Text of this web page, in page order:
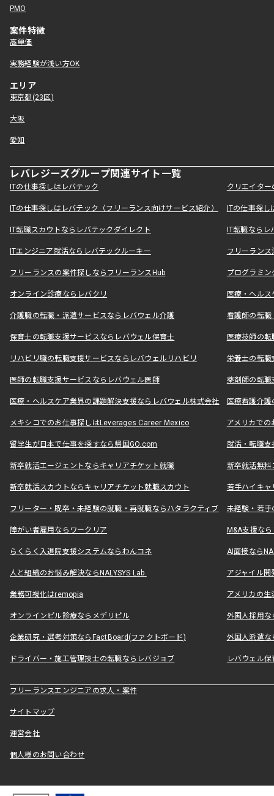
PMO
案件特徴
高単価
実務経験が浅い方OK
エリア
東京都(23区)
大阪
愛知
レバレジーズグループ関連サイト一覧
ITの仕事探しはレバテック クリエイタ
ITの仕事探しはレバテック（フリーランス向けサービス紹介） ITの仕事探
IT転職スカウトならレバテックダイレクト IT転職なら
ITエンジニア就活ならレバテックルーキー フリーラン
フリーランスの案件探しならフリーランスHub プログラミ
オンライン診療ならレバクリ 医療・ヘル
介護職の転職・派遣サービスならレバウェル介護 看護師の転
保育士の転職支援サービスならレバウェル保育士 医療技師の
リハビリ職の転職支援サービスならレバウェルリハビリ 栄養士の転
医師の転職支援サービスならレバウェル医師 薬剤師の転
医療・ヘルスケア業界の課題解決支援ならレバウェル株式会社 医療看護介
メキシコでのお仕事探しはLeverages Career Mexico アメリカで
留学生が日本で仕事を探すなら帰国GO.com 就活・転職
新卒就活エージェントならキャリアチケット就職 新卒就活無料
新卒就活スカウトならキャリアチケット就職スカウト 若手ハイキ
フリーター・既卒・未経験の就職・再就職ならハタラクティブ 未経験・若手
障がい者雇用ならワークリア M&A支援な
らくらく入退院支援システムならわんコネ AI面接なら
人と組織のお悩み解決ならNALYSYS Lab. アジャイル
業務可視化はremopia アメリカの
オンラインピル診療ならメデリピル 外国人採用
企業研究・選考対策ならFactBoard(ファクトボード) 外国人派遣な
ドライバー・施工管理技士の転職ならレバジョブ レバウェル
フリーランスエンジニアの求人・案件
サイトマップ
運営会社
個人様のお問い合わせ